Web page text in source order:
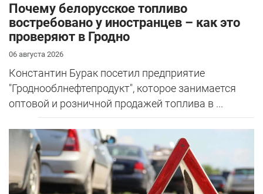
Почему белорусское топливо
востребовано у иностранцев – как это
проверяют в Гродно
06 августа 2026
Константин Бурак посетил предприятие
"Гроднооблнефтепродукт", которое занимается
оптовой и розничной продажей топлива в ...